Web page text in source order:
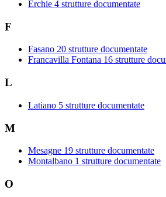
Erchie 4 strutture documentate
F
Fasano 20 strutture documentate
Francavilla Fontana 16 strutture
L
Latiano 5 strutture documentate
M
Mesagne 19 strutture documentate
Montalbano 1 strutture documentate
O